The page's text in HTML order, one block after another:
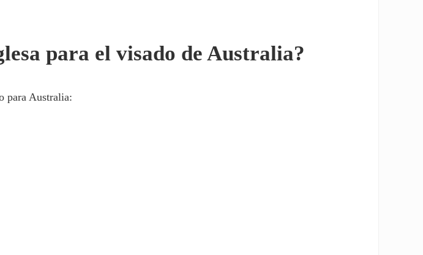
para el visado de Australia?
para Australia: